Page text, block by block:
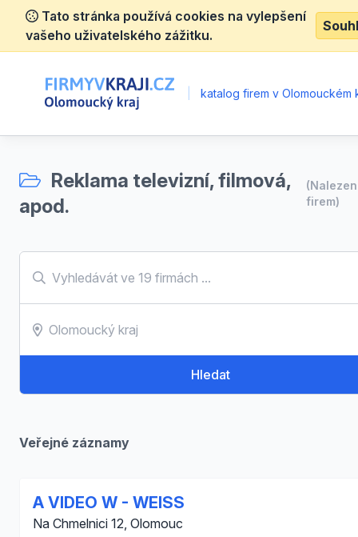
Tato stránka používá cookies na vylepšení
vašeho uživatelského zážitku.
katalog firem v Olomouckém
Reklama televizní, filmová,
apod.
firem)
Hledat
Veřejné záznamy
A VIDEO W - WEISS
Na Chmelnici 12, Olomouc